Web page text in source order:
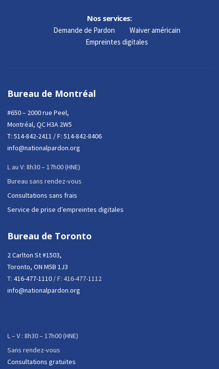
Nos services:
Demande de Pardon
Waiver américain
Empreintes digitales
Bureau de Montréal
#650 – 2000 rue Peel,
Montréal, QC H3A 2W5
T: 514-842-2411 / F: 514-842-8406
info@nationalpardon.org
L au V: 8h30 – 17h00 (HNE)
Bureau sans rendez-vous
Consultations sans frais
Service de prise d’empreintes digitales
Bureau de Toronto
2 Carlton St #1503,
Toronto, ON M5B 1J3
T: 416-477-1110 / F: 416-477-1112
info@nationalpardon.org
L – V : 8h30 – 17h00 (HNE)
Sans rendez-vous
Consultations gratuites